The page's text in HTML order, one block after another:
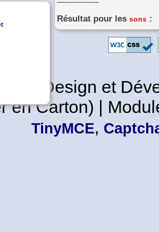
Résultat pour les sons :
| Design et
en Carton) |
TinyMCE,